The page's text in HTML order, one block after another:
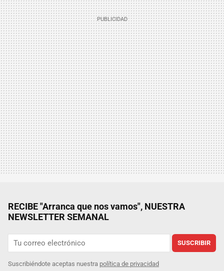
RECIBE "Arranca que nos vamos", NUESTRA
NEWSLETTER SEMANAL
SUSCRIBIR
Suscribiéndote aceptas nuestra política de privacidad